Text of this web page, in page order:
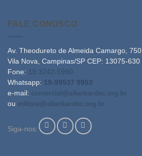
FALE CONOSCO
Av. Theodureto de Almeida Camargo, 750
Vila Nova, Campinas/SP CEP: 13075-630
Fone: 19 3242-5990
Whatsapp: 19-99537 9953
e-mail: comercial@allankardec.org.br
ou editora@allankardec.org.br
Siga-nos: